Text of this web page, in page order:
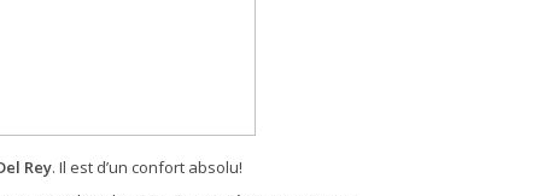
Rey. Il est d’un confort absolu!